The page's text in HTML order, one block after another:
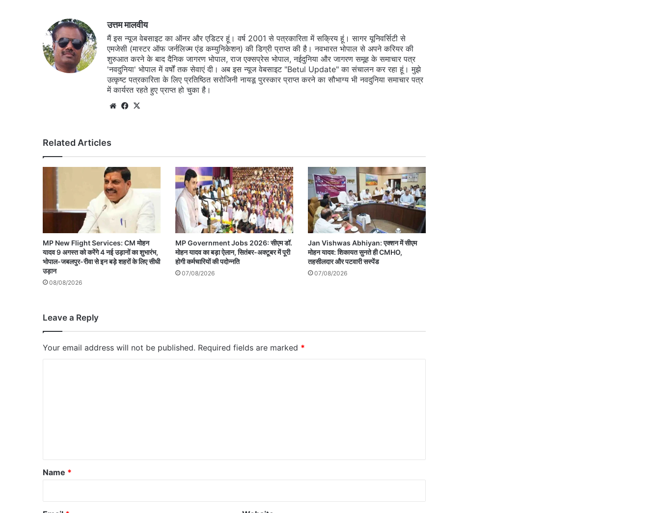
उत्तम मालवीय
मैं इस न्यूज वेबसाइट का ऑनर और एडिटर हूं। वर्ष 2001 से पत्रकारिता में सक्रिय हूं। सागर यूनिवर्सिटी से
एमजेसी (मास्टर ऑफ जर्नलिज्म एंड कम्युनिकेशन) की डिग्री प्राप्त की है। नवभारत भोपाल से अपने करियर की
शुरुआत करने के बाद दैनिक जागरण भोपाल, राज एक्सप्रेस भोपाल, नईदुनिया और जागरण समूह के समाचार पत्र
'नवदुनिया' भोपाल में वर्षों तक सेवाएं दी। अब इस न्यूज वेबसाइट "Betul Update" का संचालन कर रहा हूं। मुझे
उत्कृष्ट पत्रकारिता के लिए प्रतिष्ठित सरोजिनी नायडू पुरस्कार प्राप्त करने का सौभाग्य भी नवदुनिया समाचार पत्र
में कार्यरत रहते हुए प्राप्त हो चुका है।
WebsiteFacebook
Related Articles
MP New Flight Services: CM मोहन
यादव 9 अगस्त को करेंगे 4 नई उड़ानों का शुभारंभ,
भोपाल-जबलपुर-रीवा से इन बड़े शहरों के लिए सीधी
उड़ान
08/08/2026
MP Government Jobs 2026: सीएम डॉ.
मोहन यादव का बड़ा ऐलान, सितंबर-अक्टूबर में पूरी
होगी कर्मचारियों की पदोन्नति
07/08/2026
Jan Vishwas Abhiyan: एक्शन में सीएम
मोहन यादव: शिकायत सुनते ही CMHO,
तहसीलदार और पटवारी सस्पेंड
07/08/2026
Leave a Reply
Your email address will not be published. Required fields are marked *
*
Name *